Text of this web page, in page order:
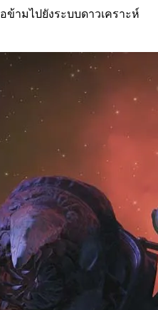
ข้ามไปยังระบบดาวเคราะห์